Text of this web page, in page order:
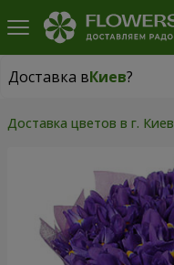
Доставка вКиев?
Доставка вКиев
Доставка цветов в г. Киев